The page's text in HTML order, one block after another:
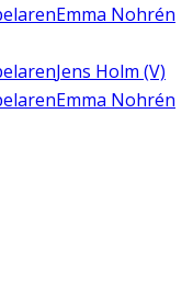
Emma Nohrén
Jens Holm (V)
Emma Nohrén